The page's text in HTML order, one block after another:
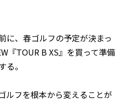
に、春ゴルフの予定が決まっ
『TOUR B XS』を買って準備
る。
ルフを根本から変えることが